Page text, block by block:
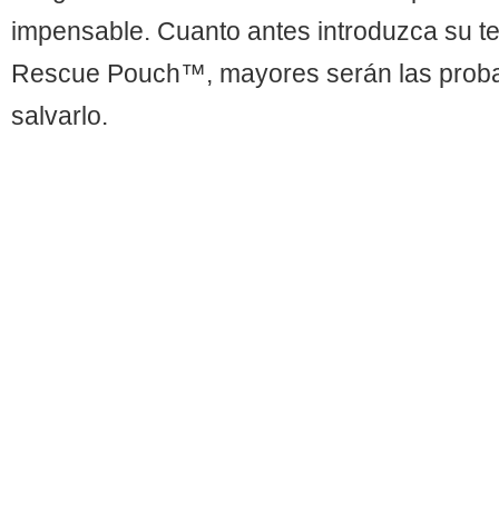
impensable. Cuanto antes introduzca su
Rescue Pouch™, mayores serán las
salvarlo.